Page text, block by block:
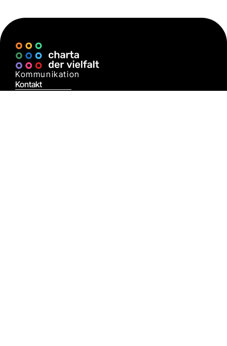
Kommunikation
Kontakt